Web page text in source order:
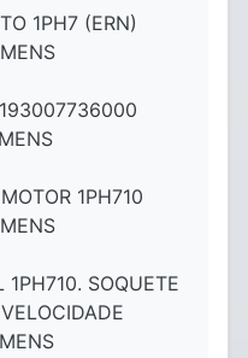
1PH7 (ERN)
1PH710
SOQUETE